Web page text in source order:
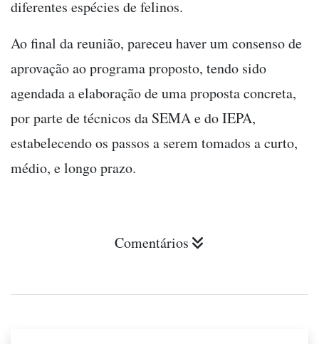
diferentes espécies de felinos.
Ao final da reunião, pareceu haver um consenso de
aprovação ao programa proposto, tendo sido
agendada a elaboração de uma proposta concreta,
por parte de técnicos da SEMA e do IEPA,
estabelecendo os passos a serem tomados a curto,
médio, e longo prazo.
Comentários